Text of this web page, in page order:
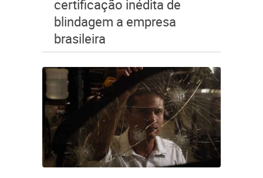
certificação inédita de
blindagem a empresa
brasileira